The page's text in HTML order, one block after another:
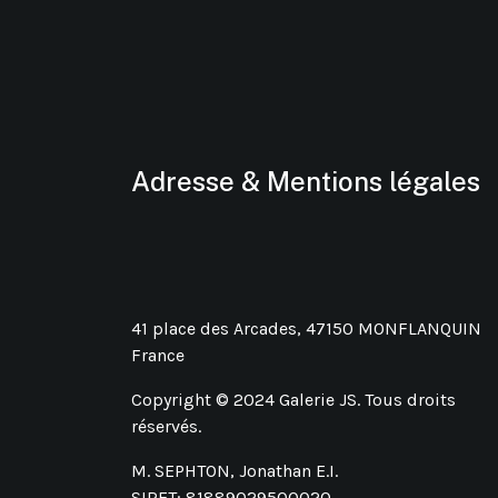
Adresse & Mentions légales
41 place des Arcades, 47150 MONFLANQUIN
France
Copyright © 2024 Galerie JS. Tous droits
réservés.
M. SEPHTON, Jonathan E.I.